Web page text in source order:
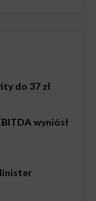
do 37 zł
wyniósł